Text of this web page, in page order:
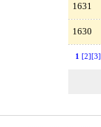
1631
1630
1 [2] [3]